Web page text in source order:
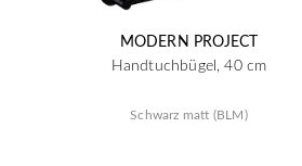
MODERN PROJECT
Handtuchbügel, 40 cm
Schwarz matt (BLM)